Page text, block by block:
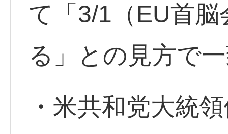
て「3/1（EU首
る」との見方で
・米共和党大統